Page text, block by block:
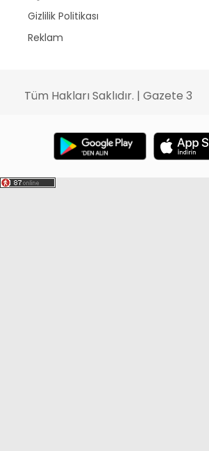
Gizlilik Politikası
Reklam
Tüm Hakları Saklıdır. | Gazete 3